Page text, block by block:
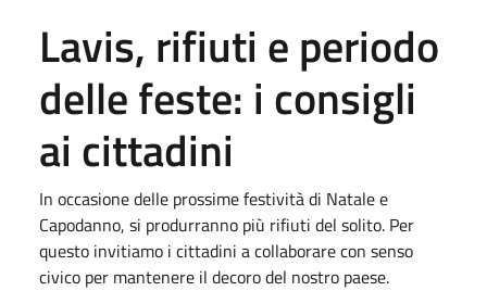
Lavis, rifiuti e periodo
delle feste: i consigli
ai cittadini
In occasione delle prossime festività di Natale e
Capodanno, si produrranno più rifiuti del solito. Per
questo invitiamo i cittadini a collaborare con senso
civico per mantenere il decoro del nostro paese.